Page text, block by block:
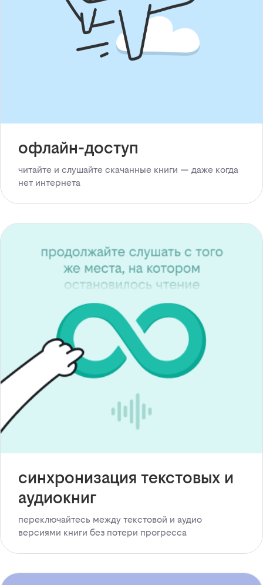
офлайн-доступ
читайте и слушайте скачанные книги — даже когда
нет интернета
синхронизация текстовых и
аудиокниг
переключайтесь между текстовой и аудио
версиями книги без потери прогресса